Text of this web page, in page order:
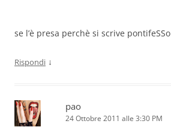
se l’è presa perchè si scrive pontifeSSo
Rispondi ↓
pao
24 Ottobre 2011 alle 3:30 PM